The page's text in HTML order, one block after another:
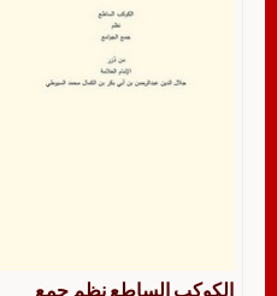
الكوكب الساطع نظم جمع